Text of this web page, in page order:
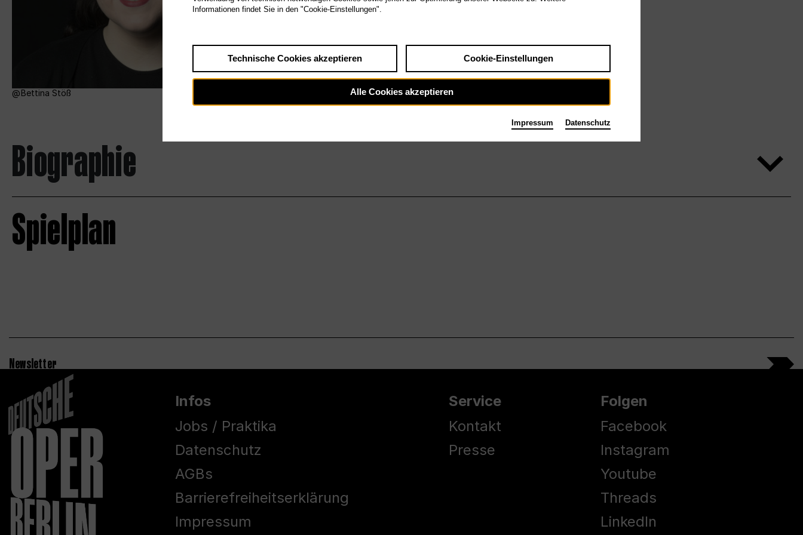
Bettina Stöß
Biographie
Spielplan
Newsletter
Infos
Jobs / Praktika
Datenschutz
AGBs
Barrierefreiheitserklärung
Impressum
Service
Kontakt
Presse
Folgen
Facebook
Instagram
Youtube
Threads
LinkedIn
Informationen findet Sie in den "Cookie-Einstellungen".
Technische Cookies akzeptieren Cookie-Einstellungen
Alle Cookies akzeptieren
Impressum Datenschutz